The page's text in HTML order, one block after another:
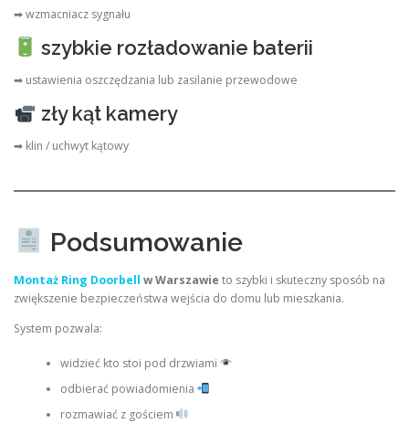
➡ wzmacniacz sygnału
szybkie rozładowanie baterii
➡ ustawienia oszczędzania lub zasilanie przewodowe
zły kąt kamery
➡ klin / uchwyt kątowy
Podsumowanie
Montaż Ring Doorbell w Warszawie to szybki i skuteczny sposób na
zwiększenie bezpieczeństwa wejścia do domu lub mieszkania.
System pozwala:
widzieć kto stoi pod drzwiami
odbierać powiadomienia
rozmawiać z gościem